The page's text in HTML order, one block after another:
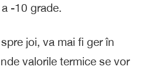
-10 grade.
joi, va mai fi ger în
valorile termice se vor